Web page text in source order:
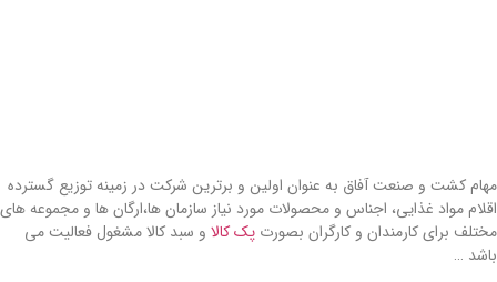
مهام کشت و صنعت آفاق به عنوان اولین و برترین شرکت در زمینه توزیع گسترده
اقلام مواد غذایی، اجناس و محصولات مورد نیاز سازمان ها،ارگان ها و مجموعه های
مختلف برای کارمندان و کارگران بصورت پک کالا و سبد کالا مشغول فعالیت می
باشد …